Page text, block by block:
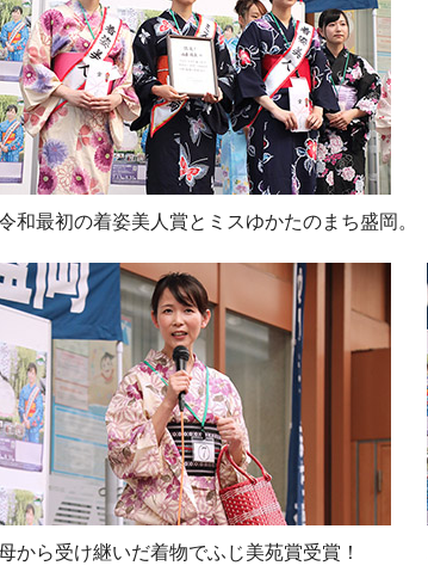
和最初の着姿美人賞とミスゆかたのまち盛岡。
から受け継いだ着物でふじ美苑賞受賞！